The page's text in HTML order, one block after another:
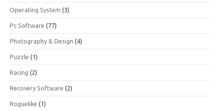
Operating System (3)
Pc Software (77)
Photography & Design (4)
Puzzle (1)
Racing (2)
Recovery Software (2)
Roguelike (1)